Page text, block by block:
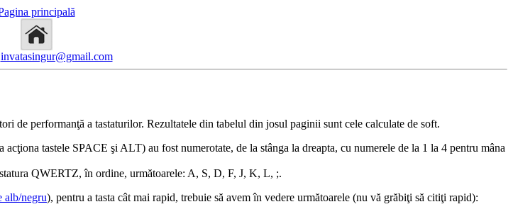
principală
invatasingur@gmail.com
de performanţă a tastaturilor. Rezultatele din tabelul din josul paginii sunt cele calculate de soft.
tastele SPACE şi ALT) au fost numerotate, de la stânga la dreapta, cu numerele de la 1 la 4 pentru mâna
QWERTZ, în ordine, următoarele: A, S, D, F, J, K, L, ;.
alb/negru), pentru a tasta cât mai rapid, trebuie să avem în vedere următoarele (nu vă grăbiţi să citiţi rapid):